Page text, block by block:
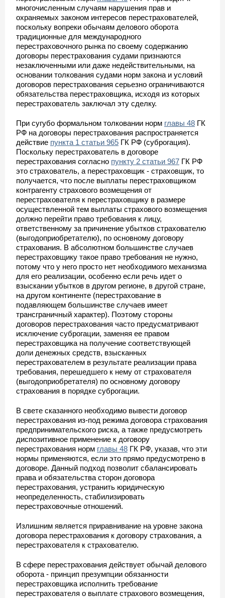
многочисленным случаям нарушения прав и
охраняемых законом интересов перестрахователей,
поскольку вопреки обычаям делового оборота
традиционные для международного
перестраховочного рынка по своему содержанию
договоры перестрахования судами признаются
незаключенными или даже недействительными, на
основании толкования судами норм закона и условий
договоров перестрахования серьезно ограничиваются
обязательства перестраховщика, исходя из которых
перестрахователь заключал эту сделку.
При сугубо формальном толковании норм главы 48 ГК
РФ на договоры перестрахования распространяется
действие пункта 1 статьи 965 ГК РФ (суброгация).
Поскольку перестрахователь в договоре
перестрахования согласно пункту 2 статьи 967 ГК РФ
это страхователь, а перестраховщик - страховщик, то
получается, что после выплаты перестраховщиком
контрагенту страхового возмещения от
перестрахователя к перестраховщику в размере
осуществленной тем выплаты страхового возмещения
должно перейти право требования к лицу,
ответственному за причинение убытков страхователю
(выгодоприобретателю), по основному договору
страхования. В абсолютном большинстве случаев
перестраховщику такое право требования не нужно,
потому что у него просто нет необходимого механизма
для его реализации, особенно если речь идет о
взыскании убытков в другом регионе, в другой стране,
на другом континенте (перестрахование в
подавляющем большинстве случаев имеет
трансграничный характер). Поэтому стороны
договоров перестрахования часто предусматривают
исключение суброгации, заменяя ее правом
перестраховщика на получение соответствующей
доли денежных средств, взысканных
перестрахователем в результате реализации права
требования, перешедшего к нему от страхователя
(выгодоприобретателя) по основному договору
страхования в порядке суброгации.
В свете сказанного необходимо вывести договор
перестрахования из-под режима договора страхования
предпринимательского риска, а также предусмотреть
диспозитивное применение к договору
перестрахования норм главы 48 ГК РФ, указав, что эти
нормы применяются, если это прямо предусмотрено в
договоре. Данный подход позволит сбалансировать
права и обязательства сторон договора
перестрахования, устранить юридическую
неопределенность, стабилизировать
перестраховочные отношений.
Излишним является приравнивание на уровне закона
договора перестрахования к договору страхования, а
перестрахователя к страхователю.
В сфере перестрахования действует обычай делового
оборота - принцип презумпции обязанности
перестраховщика исполнить требование
перестрахователя о выплате страхового возмещения,